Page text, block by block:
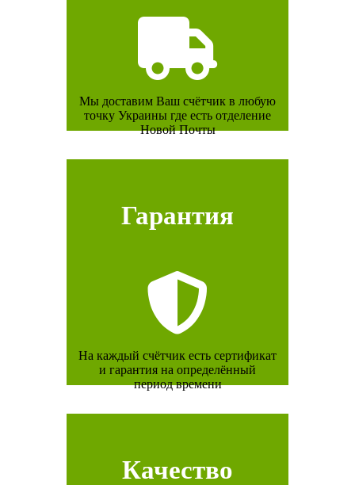
Мы доставим Ваш счётчик в любую
точку Украины где есть отделение
Новой Почты
Гарантия
На каждый счётчик есть сертификат
и гарантия на определённый
период времени
Качество